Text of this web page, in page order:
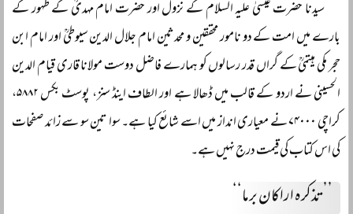
سیدنا حضرت عیسیٰ علیہ السلام کے نزول اور حضرت امام مہدیؒ کے ظہور کے
بارے میں امت کے دو نامور محققین و محدثین امام جلال الدین سیوطیؒ اور امام ابن
حجر مکی ہیتمیؒ کے گراں قدر رسالوں کو ہمارے فاضل دوست مولانا قاری قیام الدین
الحسینی نے اردو کے قالب میں ڈھالا ہے اور الطاف اینڈ سنز، پوسٹ بکس ۵۸۸۲،
کراچی ۷۴۰۰۰ نے معیاری انداز میں اسے شائع کیا ہے۔ سوا تین سو سے زائد صفحات
کی اس کتاب کی قیمت درج نہیں ہے۔
’’تذکرہ اراکان برما‘‘